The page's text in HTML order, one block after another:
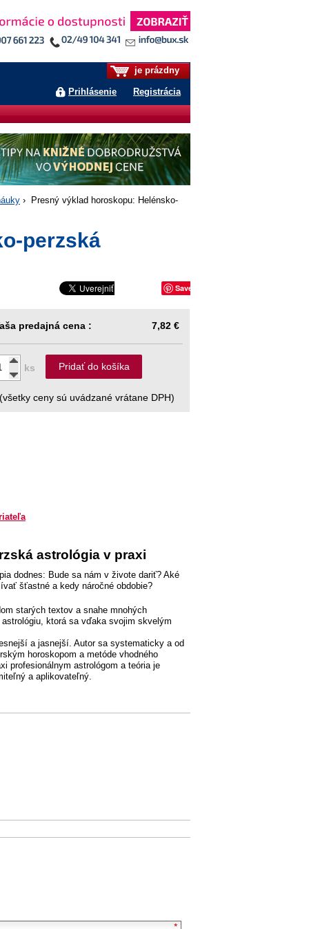
je prázdny
Prihlásenie Registrácia
› Presný výklad horoskopu: Helénsko-
perzská
Save
predajná cena : 7,82 €
ks Pridať do košíka
(všetky ceny sú uvádzané vrátane DPH)
astrológia v praxi
dodnes: Bude sa nám v živote dariť? Aké
šťastné a kedy náročné obdobie?
starých textov a snahe mnohých
ktorá sa vďaka svojim skvelým
a jasnejší. Autor sa systematicky a od
horoskopom a metóde vhodného
profesionálnym astrológom a teória je
a aplikovateľný.